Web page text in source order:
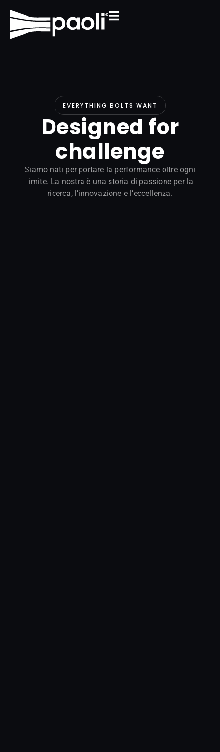
EVERYTHING BOLTS WANT
Designed for
challenge
Siamo nati per portare la performance oltre ogni
limite. La nostra è una storia di passione per la
ricerca, l’innovazione e l’eccellenza.